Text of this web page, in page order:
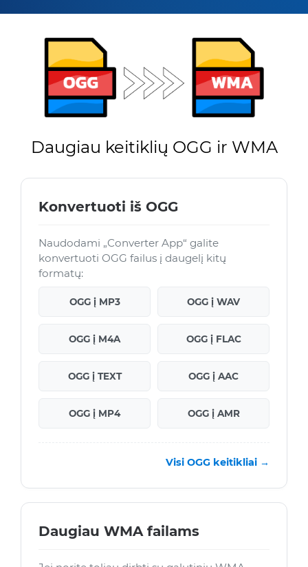
Daugiau keitiklių OGG ir WMA
Konvertuoti iš OGG
Naudodami „Converter App“ galite
konvertuoti OGG failus į daugelį kitų
formatų:
OGG į MP3 OGG į WAV
OGG į M4A OGG į FLAC
OGG į TEXT OGG į AAC
OGG į MP4 OGG į AMR
Visi OGG keitikliai →
Daugiau WMA failams